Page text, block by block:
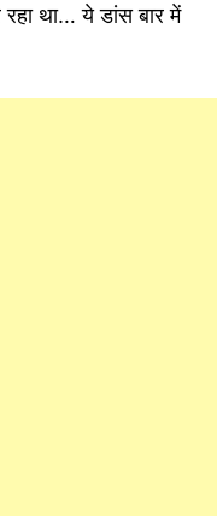
था… ये डांस बार में